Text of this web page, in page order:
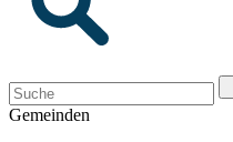
Gemeinden